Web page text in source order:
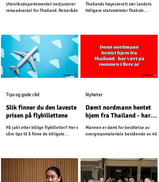
og Ubon Ratchathani
Utenriksdepartementet nedjusterer
reiseadvarsel for Thailand. Reiserådet
i fengsel
Thailands høyesterett sier landets
tidligere statsminister Thaksin
Slik finner du den laveste
prisen på flybillettene
På jakt etter billige flybilletter? Her er
våre tips til å finne de billigste
Tips og gode råd
Dømt nordmann hentet
hjem fra Thailand - har
Mannen er dømt for besittelse av
overgrepsmateriale bestående av 4000
Nyheter